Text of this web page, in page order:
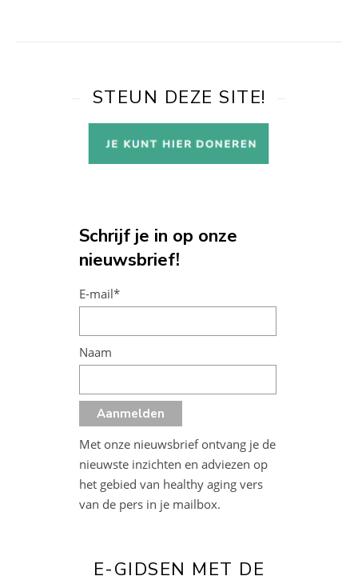
STEUN DEZE SITE!
Schrijf je in op onze
nieuwsbrief!
E-mail*
Naam
Met onze nieuwsbrief ontvang je de
nieuwste inzichten en adviezen op
het gebied van healthy aging vers
van de pers in je mailbox.
E-GIDSEN MET DE